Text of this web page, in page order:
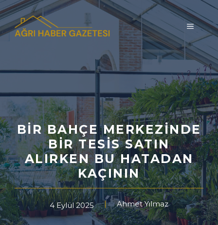
İçeriğe
atla
MENÜ
BIR BAHÇE MERKEZINDE
BIR TESIS SATIN
ALIRKEN BU HATADAN
KAÇININ
4 Eylül 2025 Ahmet Yılmaz